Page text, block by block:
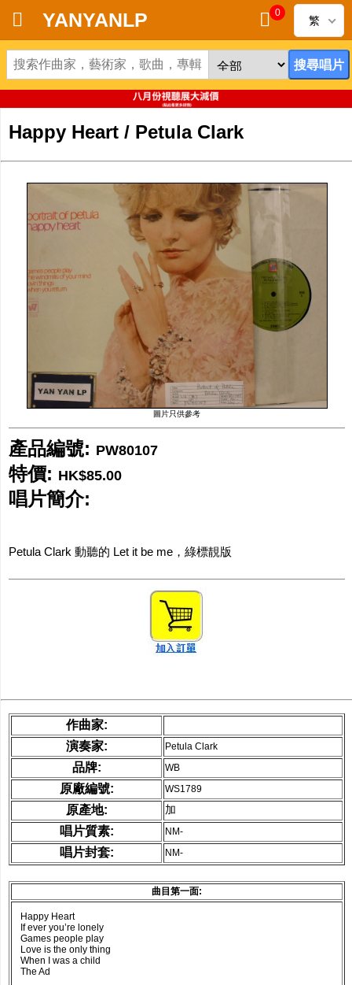
首頁
新到黑膠唱片
新到CD
黑膠唱片
CD
清貨發燒零件
網購/發貨付運
聯糸我們
YANYANLP 0
繁
Happy Heart / Petula Clark
圖片只供參考
產品編號: PW80107
特價: HK$85.00
唱片簡介:
Petula Clark 動聽的 Let it be me，綠標靚版
作曲家:
演奏家:
Petula Clark
品牌: WB
原廠編號: WS1789
原產地: 加
唱片質素: NM-
唱片封套: NM-
曲目第一面:
Happy Heart
If ever you’re lonely
Games people play
Love is the only thing
When I was a child
The Ad